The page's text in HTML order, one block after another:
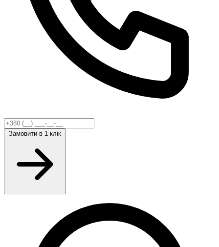
Замовити в 1 клік